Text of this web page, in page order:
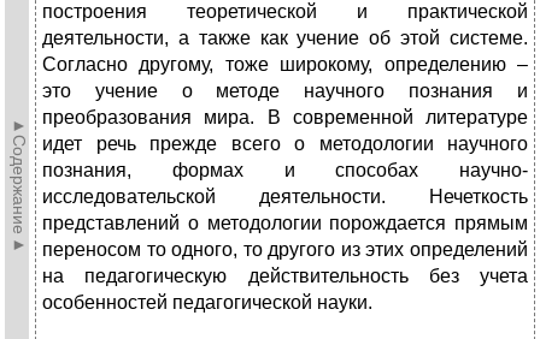
►Содержание►
построения теоретической и практической
деятельности, а также как учение об этой системе.
Согласно другому, тоже широкому, определению –
это учение о методе научного познания и
преобразования мира. В современной литературе
идет речь прежде всего о методологии научного
познания, формах и способах научно-
исследовательской деятельности. Нечеткость
представлений о методологии порождается прямым
переносом то одного, то другого из этих определений
на педагогическую действительность без учета
особенностей педагогической науки.